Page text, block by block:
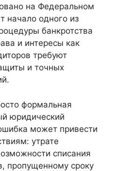
на Федеральном
начало одного из
банкротства
и интересы как
требуют
и точных
формальная
юридический
может привести
утрате
списания
пропущенному сроку